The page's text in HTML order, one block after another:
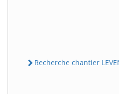
Recherche chantier